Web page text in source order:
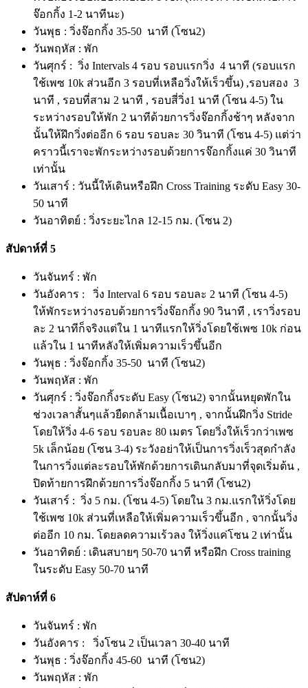
จ๊อกกิ้ง 1-2 นาทีนะ)
วันพุธ : วิ่งจ๊อกกิ้ง 35-50 นาที (โซน2)
วันพฤหัส : พัก
วันศุกร์ : วิ่ง Intervals 4 รอบ รอบแรกวิ่ง 4 นาที (รอบแรก
ใช้เพซ 10k ส่วนอีก 3 รอบที่เหลือวิ่งให้เร็วขึ้น) ,รอบสอง 3
นาที , รอบที่สาม 2 นาที , รอบสี่วิ่ง1 นาที (โซน 4-5) ใน
ระหว่างรอบให้พัก 2 นาทีด้วยการวิ่งจ๊อกกิ้งช้าๆ หลังจาก
นั้นให้ฝึกวิ่งต่ออีก 6 รอบ รอบละ 30 วินาที (โซน 4-5) แต่ว่า
คราวนี้เราจะพักระหว่างรอบด้วยการจ๊อกกิ้งแค่ 30 วินาที
เท่านั้น
วันเสาร์ : วันนี้ให้เดินหรือฝึก Cross Training ระดับ Easy 30-
50 นาที
วันอาทิตย์ : วิ่งระยะไกล 12-15 กม. (โซน 2)
สัปดาห์ที่ 5
วันจันทร์ : พัก
วันอังคาร : วิ่ง Interval 6 รอบ รอบละ 2 นาที (โซน 4-5)
ให้พักระหว่างรอบด้วยการวิ่งจ๊อกกิ้ง 90 วินาที , เราวิ่งรอบ
ละ 2 นาทีก็จริงแต่ใน 1 นาทีแรกให้วิ่งโดยใช้เพซ 10k ก่อน
แล้วใน 1 นาทีหลังให้เพิ่มความเร็วขึ้นอีก
วันพุธ : วิ่งจ๊อกกิ้ง 35-50 นาที (โซน2)
วันพฤหัส : พัก
วันศุกร์ : วิ่งจ๊อกกิ้งระดับ Easy (โซน2) จากนั้นหยุดพักใน
ช่วงเวลาสั้นๆแล้วยืดกล้ามเนื้อเบาๆ , จากนั้นฝึกวิ่ง Stride
โดยให้วิ่ง 4-6 รอบ รอบละ 80 เมตร โดยวิ่งให้เร็วกว่าเพซ
5k เล็กน้อย (โซน 3-4) ระวังอย่าให้เป็นการวิ่งเร็วสุดกำลัง
ในการวิ่งแต่ละรอบให้พักด้วยการเดินกลับมาที่จุดเริ่มต้น ,
ปิดท้ายการฝึกด้วยการวิ่งจ๊อกกิ้ง 5 นาที (โซน2)
วันเสาร์ : วิ่ง 5 กม. (โซน 4-5) โดยใน 3 กม.แรกให้วิ่งโดย
ใช้เพซ 10k ส่วนที่เหลือให้เพิ่มความเร็วขึ้นอีก , จากนั้นวิ่ง
ต่ออีก 10 กม. โดยลดความเร้วลง ให้วิ่งแค่โซน 2 เท่านั้น
วันอาทิตย์ : เดินสบายๆ 50-70 นาที หรือฝึก Cross training
ในระดับ Easy 50-70 นาที
สัปดาห์ที่ 6
วันจันทร์ : พัก
วันอังคาร : วิ่งโซน 2 เป็นเวลา 30-40 นาที
วันพุธ : วิ่งจ๊อกกิ้ง 45-60 นาที (โซน2)
วันพฤหัส : พัก